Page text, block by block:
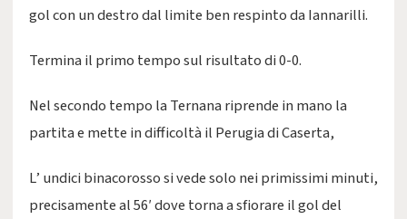
gol con un destro dal limite ben respinto da Iannarilli.
Termina il primo tempo sul risultato di 0-0.
Nel secondo tempo la Ternana riprende in mano la
partita e mette in difficoltà il Perugia di Caserta,
L’ undici binacorosso si vede solo nei primissimi minuti,
precisamente al 56′ dove torna a sfiorare il gol del